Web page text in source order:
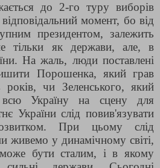
до 2-го туру виборів
момент, бо від
президентом, залежить
тільки як держави, але, в
На жаль, люди поставлені
Порошенка, який грав
років, чи Зеленського, який
Україну на сцену для
України слід повив'язувати
При цьому слід
живемо у динамічному світі,
бути сталим, і в якому